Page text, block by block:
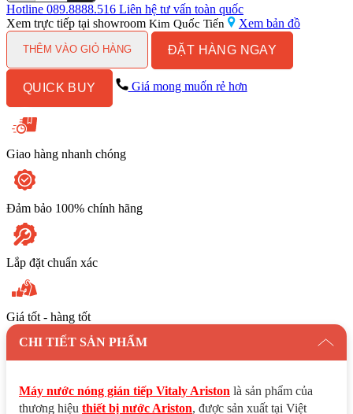
nước
nóng
ARISTON
VITALY
15L
Tiếp
số
lượng
Hotline 089.8888.516 Liên hệ tư vấn toàn quốc
Xem trực tiếp tại showroom Kim Quốc Tiến Xem bản đồ
THÊM VÀO GIỎ HÀNG ĐẶT HÀNG NGAY
QUICK BUY Giá mong muốn rẻ hơn
Giao hàng nhanh chóng
Đảm bảo 100% chính hãng
Lắp đặt chuẩn xác
Giá tốt - hàng tốt
CHI TIẾT SẢN PHẨM
Máy nước nóng gián tiếp Vitaly Ariston là sản phẩm của
thương hiệu thiết bị nước Ariston, được sản xuất tại Việt